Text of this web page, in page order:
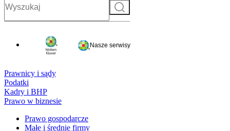
Szukaj
Nasze serwisy
Prawnicy i sądy
Podatki
Kadry i BHP
Prawo w biznesie
Prawo gospodarcze
Małe i średnie firmy